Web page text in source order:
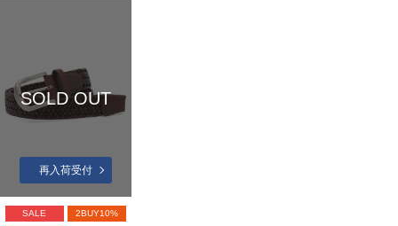
SOLD OUT
再入荷受付
SALE 2BUY10%